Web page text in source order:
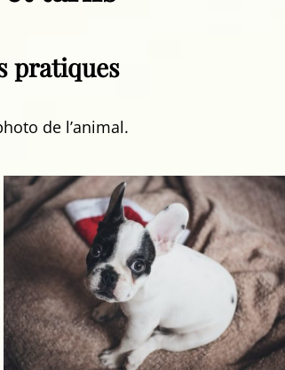
pratiques
de l’animal.